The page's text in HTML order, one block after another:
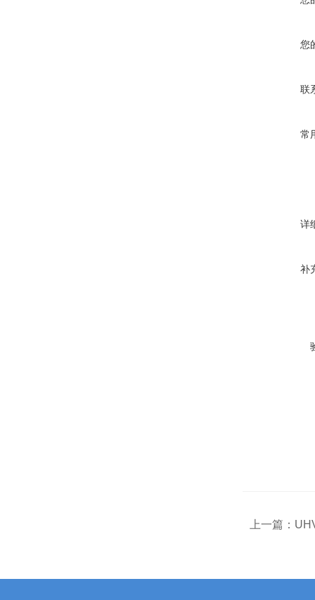
您
联
常
详
补
上一篇：